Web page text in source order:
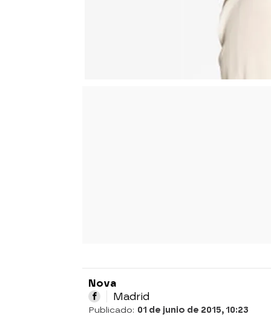
Nova
Madrid
Publicado: 01 de junio de 2015, 10:23